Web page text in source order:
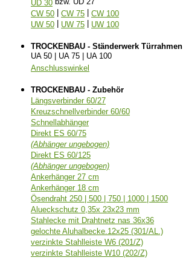
UD 30 bzw. UD 27
CW 50 CW 75
CW 100
UW 50
UW 75 UW 100
TROCKENBAU - Ständerwerk Türrahmen
UA 50 | UA 75 | UA 100
Anschlusswinkel
TROCKENBAU - Zubehör
Längsverbinder 60/27
Kreuzschnellverbinder 60/60
Schnellabhänger
Direkt ES 60/75
(Abhänger ungebogen)
Direkt ES 60/125
(Abhänger ungebogen)
Ankerhänger 27 cm
Ankerhänger 18 cm
Ösendraht 250 | 500 | 750 | 1000 | 1500
Alueckschutz 0,35x 23x23 mm
Stahlecke mit Drahtnetz nas 36x36
gelochte Aluhalbecke.12x25 (301/AL.)
verzinkte Stahlleiste W6 (201/Z)
verzinkte Stahlleiste W10 (202/Z)